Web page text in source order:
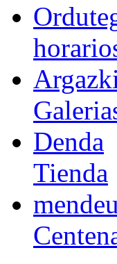
Denda
Tienda